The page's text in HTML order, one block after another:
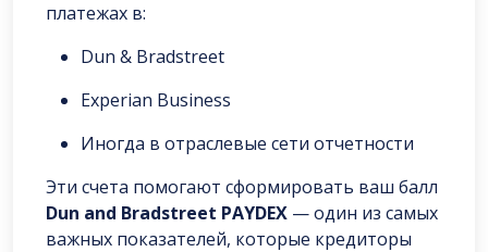
платежах в:
Dun & Bradstreet
Experian Business
Иногда в отраслевые сети отчетности
Эти счета помогают сформировать ваш балл
Dun and Bradstreet PAYDEX — один из самых
важных показателей, которые кредиторы